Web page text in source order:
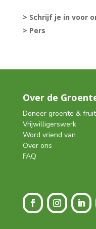
> Schrijf je in voor
> Pers
Over de
Doneer groente & fruit
Vrijwilligerswerk
Word vriend van
Over ons
FAQ